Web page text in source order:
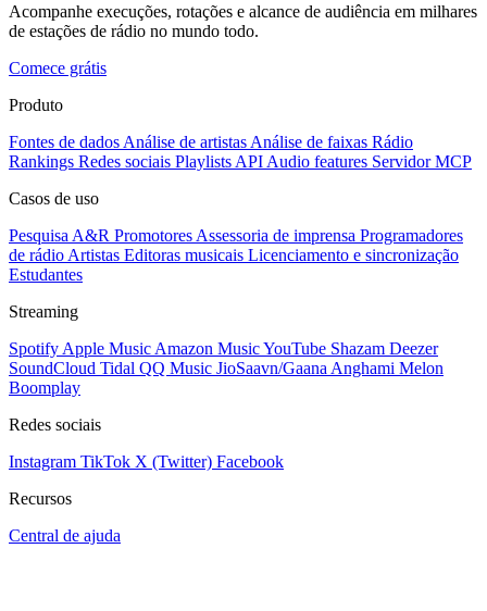
Acompanhe execuções, rotações e alcance de audiência em milhares
de estações de rádio no mundo todo.
Comece grátis
Produto
Fontes de dados Análise de artistas Análise de faixas Rádio
Rankings Redes sociais Playlists API Audio features Servidor MCP
Casos de uso
Pesquisa A&R Promotores Assessoria de imprensa Programadores
de rádio Artistas Editoras musicais Licenciamento e sincronização
Estudantes
Streaming
Spotify Apple Music Amazon MusicYouTube Shazam Deezer
SoundCloud Tidal QQ Music JioSaavn/Gaana Anghami Melon
Boomplay
Redes sociais
Instagram TikTok X (Twitter) Facebook
Recursos
Central de ajuda